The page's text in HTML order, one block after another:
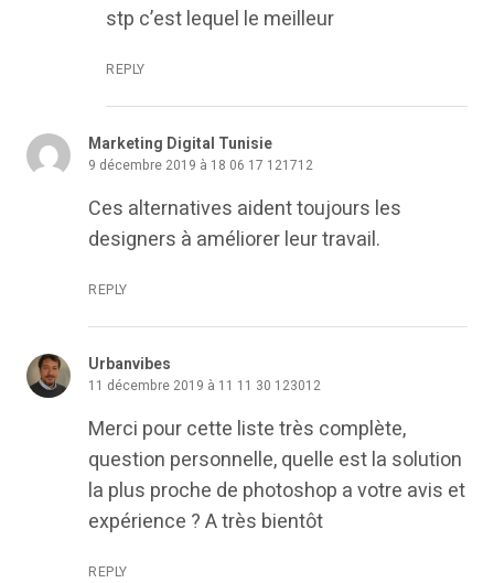
stp c’est lequel le meilleur
REPLY
Marketing Digital Tunisie
9 décembre 2019 à 18 06 17 121712
Ces alternatives aident toujours les
designers à améliorer leur travail.
REPLY
Urbanvibes
11 décembre 2019 à 11 11 30 123012
Merci pour cette liste très complète,
question personnelle, quelle est la solution
la plus proche de photoshop a votre avis et
expérience ? A très bientôt
REPLY